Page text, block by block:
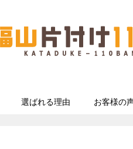
選ばれる理由 お客様の